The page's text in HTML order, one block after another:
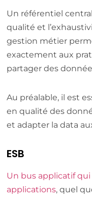
Un référentiel
qualité et
gestion métier
exactement aux
partager des
Au préalable, il est
en qualité des
et adapter la data
ESB
Un bus applicatif
applications, quel